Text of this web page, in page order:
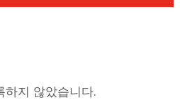
하지 않았습니다.